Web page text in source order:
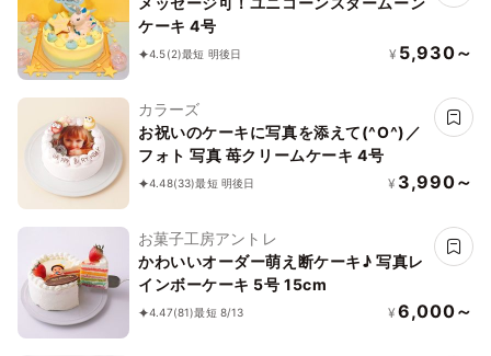
ケーキ 4号
4.5(2)最短 明後日 ¥ 5,930～
カラーズ
お祝いのケーキに写真を添えて(^O^)／
フォト 写真 苺クリームケーキ 4号
4.48(33)最短 明後日 ¥ 3,990～
お菓子工房アントレ
かわいいオーダー萌え断ケーキ♪ 写真レ
インボーケーキ 5号 15cm
4.47(81)最短 8/13 ¥ 6,000～